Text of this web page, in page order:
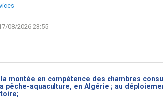
08/2026 23:55
montée en compétence des chambres
pêche-aquaculture, en Algérie ; au